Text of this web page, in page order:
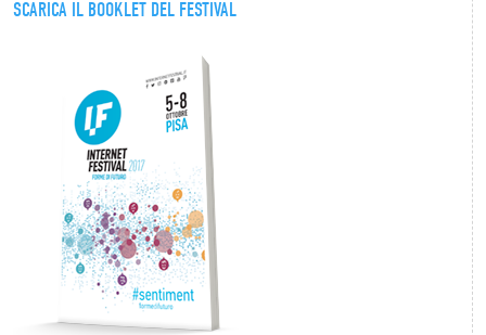
SCARICA IL BOOKLET DEL FESTIVAL